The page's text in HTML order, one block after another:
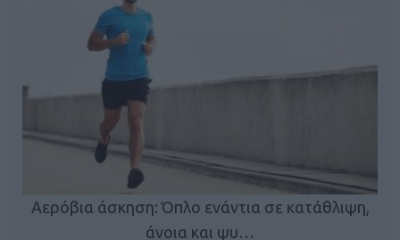
Αερόβια άσκηση: Όπλο ενάντια σε κατάθλιψη,
άνοια και ψυ…